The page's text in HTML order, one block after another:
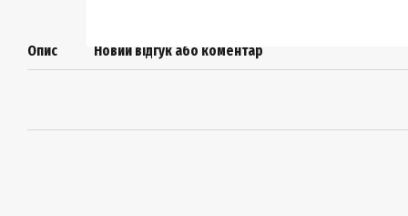
Опис Новий відгук або коментар